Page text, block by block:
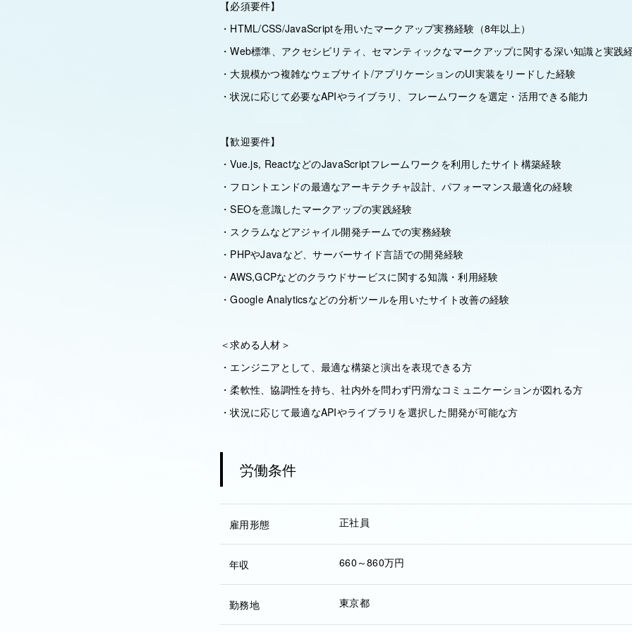
【必須要件】
・HTML/CSS/JavaScriptを用いたマークアップ実務経験（8年以上）
・Web標準、アクセシビリティ、セマンティックなマークアップに関する深い知識と実践
・大規模かつ複雑なウェブサイト/アプリケーションのUI実装をリードした経験
・状況に応じて必要なAPIやライブラリ、フレームワークを選定・活用できる能力
【歓迎要件】
・Vue.js, ReactなどのJavaScriptフレームワークを利用したサイト構築経験
・フロントエンドの最適なアーキテクチャ設計、パフォーマンス最適化の経験
・SEOを意識したマークアップの実践経験
・スクラムなどアジャイル開発チームでの実務経験
・PHPやJavaなど、サーバーサイド言語での開発経験
・AWS,GCPなどのクラウドサービスに関する知識・利用経験
・Google Analyticsなどの分析ツールを用いたサイト改善の経験
＜求める人材＞
・エンジニアとして、最適な構築と演出を表現できる方
・柔軟性、協調性を持ち、社内外を問わず円滑なコミュニケーションが図れる方
・状況に応じて最適なAPIやライブラリを選択した開発が可能な方
労働条件
雇用形態 正社員
年収 660～860万円
勤務地 東京都